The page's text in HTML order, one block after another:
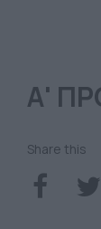
Α'
Share this